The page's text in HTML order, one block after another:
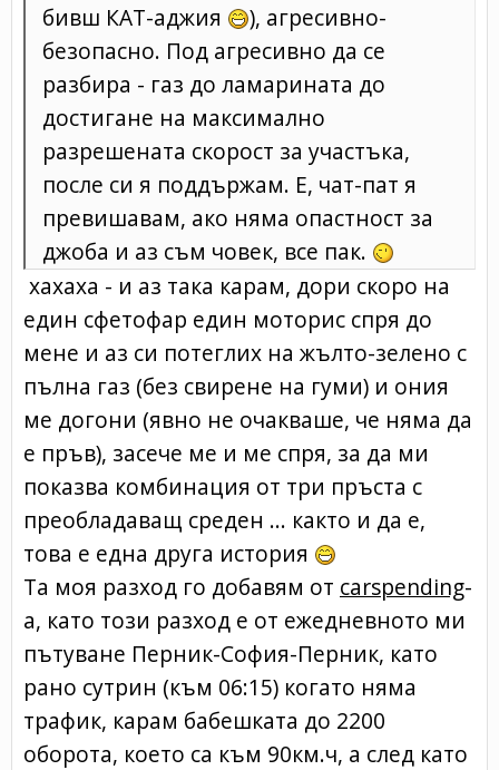
бивш КАТ-аджия
), агресивно-
безопасно. Под агресивно да се
разбира - газ до ламарината до
достигане на максимално
разрешената скорост за участъка,
после си я поддържам. Е, чат-пат я
превишавам, ако няма опастност за
джоба и аз съм човек, все пак.
хахаха - и аз така карам, дори скоро на
един сфетофар един моторис спря до
мене и аз си потеглих на жълто-зелено с
пълна газ (без свирене на гуми) и ония
ме догони (явно не очакваше, че няма да
е пръв), засече ме и ме спря, за да ми
показва комбинация от три пръста с
преобладаващ среден ... както и да е,
това е една друга история
Та моя разход го добавям от carspending-
а, като този разход е от ежедневното ми
пътуване Перник-София-Перник, като
рано сутрин (към 06:15) когато няма
трафик, карам бабешката до 2200
оборота, което са към 90км.ч, а след като